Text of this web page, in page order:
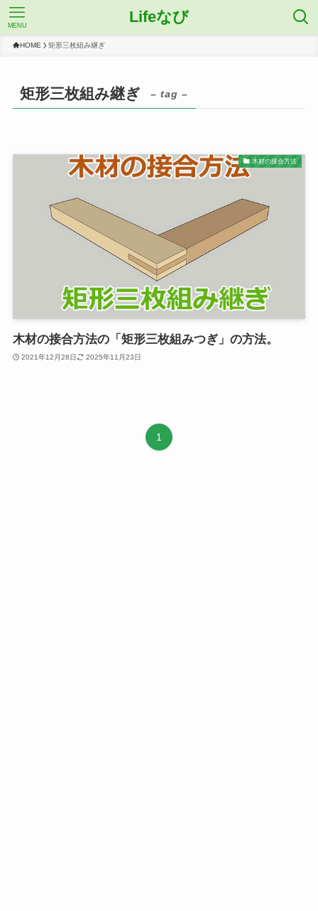
Lifeなび
MENU
HOME 矩形三枚組み継ぎ
矩形三枚組み継ぎ – tag –
木材の接合方法
木材の接合方法の「矩形三枚組みつぎ」の方法。
2021年12月28日 2025年11月23日
1